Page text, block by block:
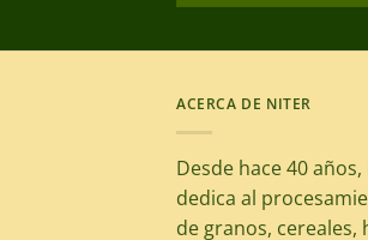
ACERCA DE NITER
Desde hace 40
dedica al
de granos, cereales,